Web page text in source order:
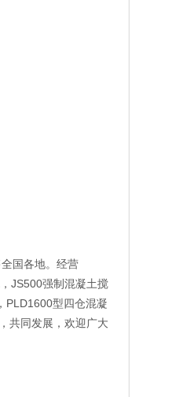
国各地。经营
JS500强制混凝土搅
PLD1600型四仓混凝
共同发展，欢迎广大